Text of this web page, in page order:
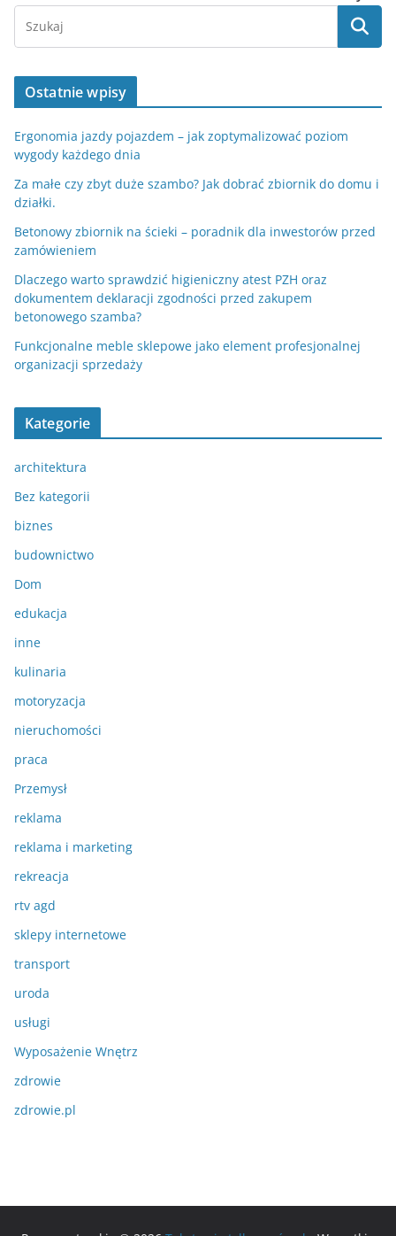
Ostatnie wpisy
Ergonomia jazdy pojazdem – jak zoptymalizować poziom
wygody każdego dnia
Za małe czy zbyt duże szambo? Jak dobrać zbiornik do domu i
działki.
Betonowy zbiornik na ścieki – poradnik dla inwestorów przed
zamówieniem
Dlaczego warto sprawdzić higieniczny atest PZH oraz
dokumentem deklaracji zgodności przed zakupem
betonowego szamba?
Funkcjonalne meble sklepowe jako element profesjonalnej
organizacji sprzedaży
Kategorie
architektura
Bez kategorii
biznes
budownictwo
Dom
edukacja
inne
kulinaria
motoryzacja
nieruchomości
praca
Przemysł
reklama
reklama i marketing
rekreacja
rtv agd
sklepy internetowe
transport
uroda
usługi
Wyposażenie Wnętrz
zdrowie
zdrowie.pl